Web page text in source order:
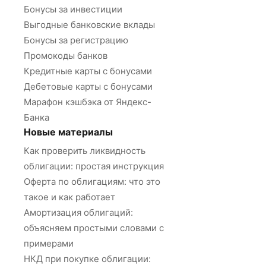
Бонусы за инвестиции
Выгодные банковские вклады
Бонусы за регистрацию
Промокоды банков
Кредитные карты с бонусами
Дебетовые карты с бонусами
Марафон кэшбэка от Яндекс-
Банка
Новые материалы
Как проверить ликвидность
облигации: простая инструкция
Оферта по облигациям: что это
такое и как работает
Амортизация облигаций:
объясняем простыми словами с
примерами
НКД при покупке облигации: